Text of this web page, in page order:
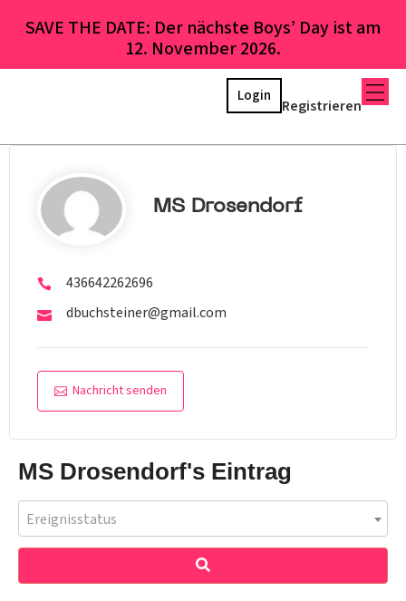
SAVE THE DATE: Der nächste Boys’ Day ist am
12. November 2026.
Registrieren
Login
MS Drosendorf
436642262696
dbuchsteiner@gmail.com
Nachricht senden
MS Drosendorf's Eintrag
Ereignisstatus